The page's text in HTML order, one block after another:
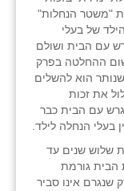
את "משטר הנחלות"
של בעלי
עם הבית ושולם
ההחלטה בפרק
שנותר הוא להשלים
את זכות
עם הבית כבר
הנחלה לילד.
שלוש שנים עד
הבית גורמת
שנגרם אינו סביר